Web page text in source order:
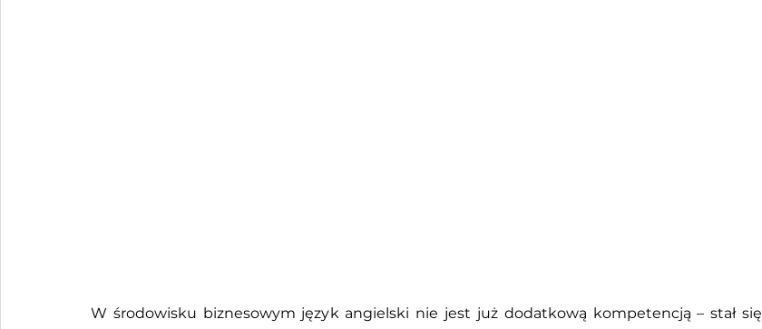
W środowisku biznesowym język angielski nie jest już dodatkową kompetencją – stał się